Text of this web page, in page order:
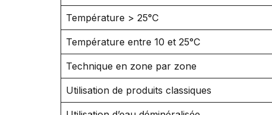
Température > 25°C
Température entre 10 et 25°C
Technique en zone par zone
Utilisation de produits classiques